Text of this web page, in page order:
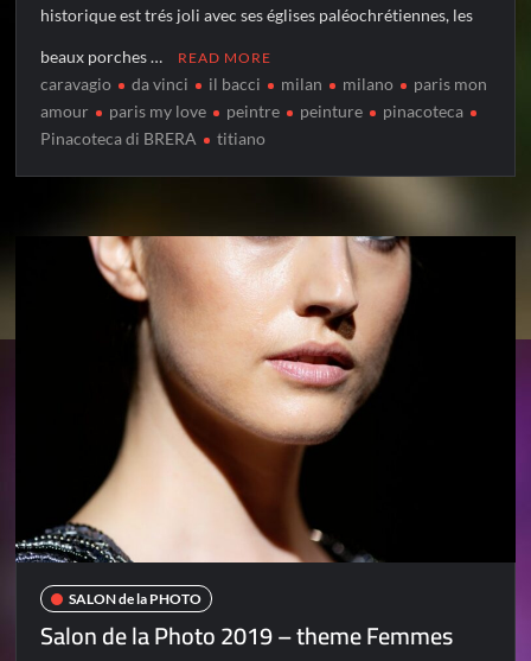
historique est trés joli avec ses églises paléochrétiennes, les
beaux porches … READ MORE
caravagio da vinci il bacci milan milano
paris mon
amour
paris my love peintre peinture
pinacoteca
Pinacoteca di BRERA
titiano
SALON de la PHOTO
Salon de la Photo 2019 – theme Femmes